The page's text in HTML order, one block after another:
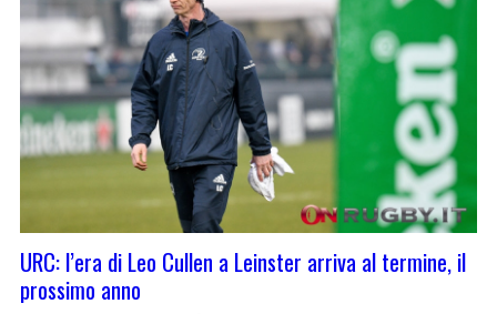
URC: l’era di Leo Cullen a Leinster arriva al termine, il
prossimo anno